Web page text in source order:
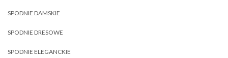
SPODNIE DAMSKIE
SPODNIE DRESOWE
SPODNIE ELEGANCKIE